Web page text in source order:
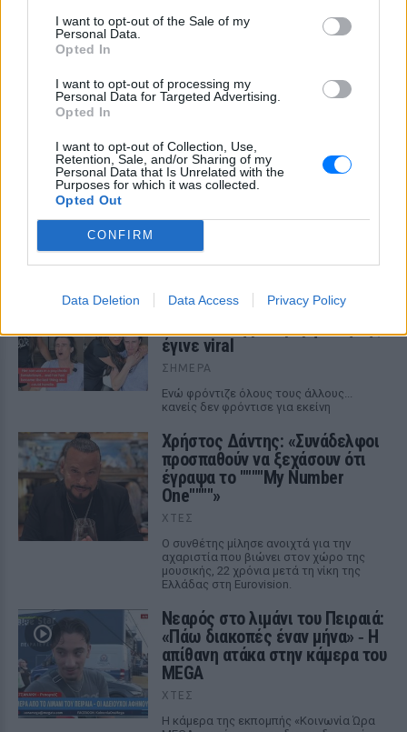
I want to opt-out of the Sale of my
Personal Data.
Opted In
I want to opt-out of processing my
Personal Data for Targeted Advertising.
Opted In
I want to opt-out of Collection, Use,
Retention, Sale, and/or Sharing of my
Personal Data that Is Unrelated with the
Purposes for which it was collected.
Opted Out
CONFIRM
Data Deletion Data Access Privacy Policy
Γέννησε η Λίλα Μπακλέση: Η απροσδόκητη
ανάρτηση του συντρόφου της για τον ερχομό
του γιου τους
Η γνωστή ηθοποιός Λίλα Μπακλέση έγινε για πρώτη φορά
μαμά, καλωσορίζοντας στον κόσμο ένα υγιέστατο αγοράκι
το βράδυ της Παρασκευής 7 Αυγούστου.
Νοσηλεύτρια πήγε κομμωτήριο
πρώτη φορά μετά από 4 χρόνια
έγινε viral
ΣΉΜΕΡΑ
Ενώ φρόντιζε όλους τους άλλους...
κανείς δεν φρόντισε για εκείνη
Χρήστος Δάντης: «Συνάδελφοι
προσπαθούν να ξεχάσουν ότι
έγραψα το """"My Number
One""""»
ΧΤΕΣ
Ο συνθέτης μίλησε ανοιχτά για την
αχαριστία που βιώνει στον χώρο της
μουσικής, 22 χρόνια μετά τη νίκη της
Ελλάδας στη Eurovision.
Νεαρός στο λιμάνι του Πειραιά:
«Πάω διακοπές έναν μήνα» ‑ Η
απίθανη ατάκα στην κάμερα του
MEGA
ΧΤΕΣ
Η κάμερα της εκπομπής «Κοινωνία Ώρα